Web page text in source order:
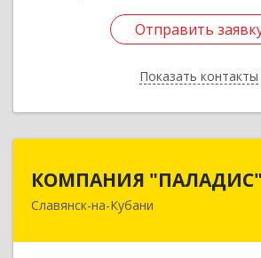
Отправить
Показать контакты
Отправить
Назад
КОМПАНИЯ "ПАЛАДИС"
Славянск-на-Кубани
353560, Краснодарский край,